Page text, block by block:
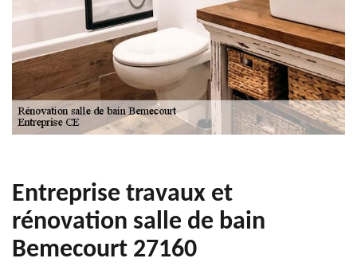
Entreprise travaux et
rénovation salle de bain
Bemecourt 27160